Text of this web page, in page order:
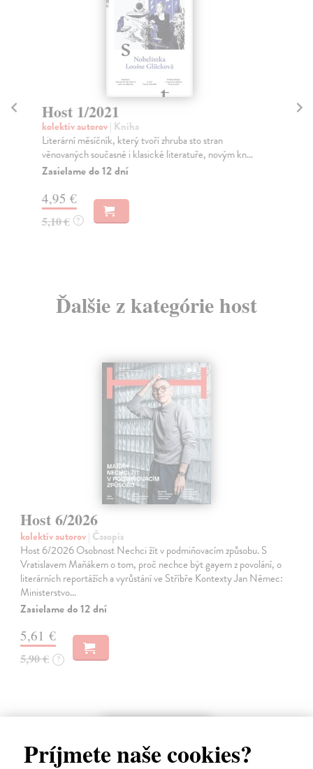
Príjmete naše cookies?
Host 1/2021
kolektív autorov| Kniha
Literární měsíčník, který tvoří zhruba sto stran
věnovaných současné i klasické literatuře, novým kn...
Zasielame do 12 dní
4,95 €
5,10 € ?
Ďalšie z kategórie host
Host 6/2026
kolektív autorov| Časopis
Host 6/2026 Osobnost Nechci žít v podmiňovacím způsobu. S
Vratislavem Maňákem o tom, proč nechce být gayem z povolání, o
literárních reportážích a vyrůstání ve Stříbře Kontexty Jan Němec:
Ministerstvo…
Zasielame do 12 dní
5,61 €
5,90 € ?